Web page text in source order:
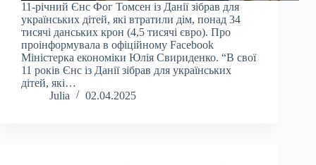
11-річний Єнс Фог Томсен із Данії зібрав для
українських дітей, які втратили дім, понад 34
тисячі данських крон (4,5 тисячі євро). Про
проінформувала в офіційному Facebook
Міністерка економіки Юлія Свириденко. “В свої
11 років Єнс із Данії зібрав для українських
дітей, які…
Julia
02.04.2025